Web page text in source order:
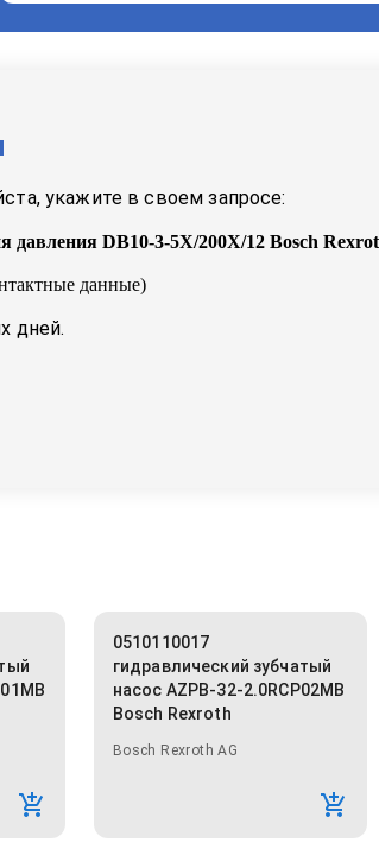
укажите в своем запросе:
давления DB10-3-5X/200X/12 Bosch
данные)
дней.
0510110017
гидравлический зубчатый
насос AZPB-32-2.0RCP02MB
Bosch Rexroth
Bosch Rexroth AG